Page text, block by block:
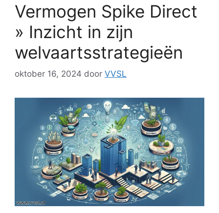
Vermogen Spike Direct
» Inzicht in zijn
welvaartsstrategieën
oktober 16, 2024 door VVSL